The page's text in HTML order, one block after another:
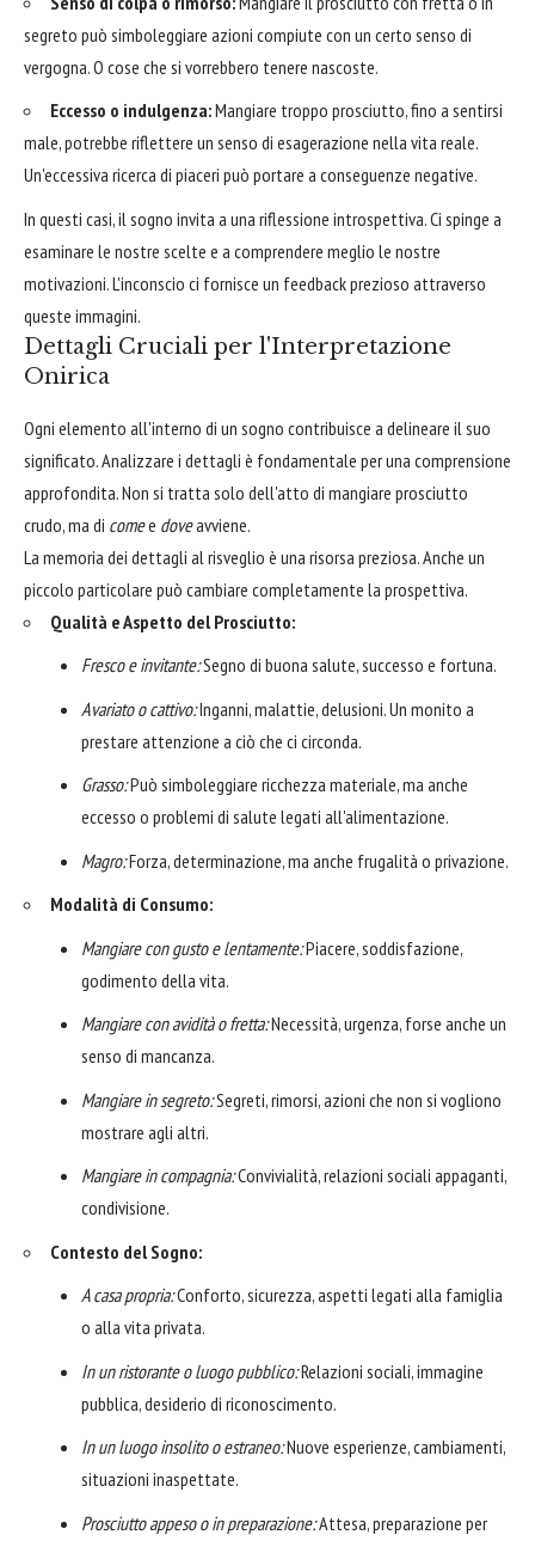
segreto può simboleggiare azioni compiute con un certo senso di
vergogna. O cose che si vorrebbero tenere nascoste.
Eccesso o indulgenza:Mangiare troppo prosciutto, fino a sentirsi
male, potrebbe riflettere un senso di esagerazione nella vita reale.
Un'eccessiva ricerca di piaceri può portare a conseguenze negative.
In questi casi, il sogno invita a una riflessione introspettiva. Ci spinge a
esaminare le nostre scelte e a comprendere meglio le nostre
motivazioni. L'inconscio ci fornisce un feedback prezioso attraverso
queste immagini.
Dettagli Cruciali per l'Interpretazione
Onirica
Ogni elemento all'interno di un sogno contribuisce a delineare il suo
significato. Analizzare i dettagli è fondamentale per una comprensione
approfondita. Non si tratta solo dell'atto di mangiare prosciutto
crudo, ma di comee doveavviene.
La memoria dei dettagli al risveglio è una risorsa preziosa. Anche un
piccolo particolare può cambiare completamente la prospettiva.
Qualità e Aspetto del Prosciutto:
Fresco e invitante:Segno di buona salute, successo e fortuna.
Avariato o cattivo:Inganni, malattie, delusioni. Un monito a
prestare attenzione a ciò che ci circonda.
Grasso:Può simboleggiare ricchezza materiale, ma anche
eccesso o problemi di salute legati all'alimentazione.
Magro:Forza, determinazione, ma anche frugalità o privazione.
Modalità di Consumo:
Mangiare con gusto e lentamente:Piacere, soddisfazione,
godimento della vita.
Mangiare con avidità o fretta:Necessità, urgenza, forse anche un
senso di mancanza.
Mangiare in segreto:Segreti, rimorsi, azioni che non si vogliono
mostrare agli altri.
Mangiare in compagnia:Convivialità, relazioni sociali appaganti,
condivisione.
Contesto del Sogno:
A casa propria:Conforto, sicurezza, aspetti legati alla famiglia
o alla vita privata.
In un ristorante o luogo pubblico:Relazioni sociali, immagine
pubblica, desiderio di riconoscimento.
In un luogo insolito o estraneo:Nuove esperienze, cambiamenti,
situazioni inaspettate.
Prosciutto appeso o in preparazione:Attesa, preparazione per